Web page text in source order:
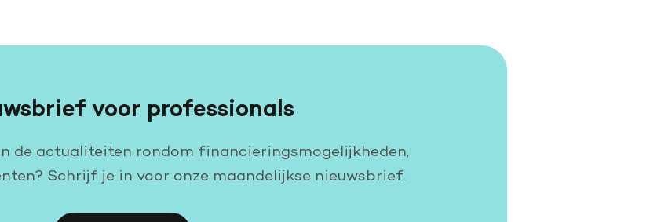
voor professionals
de actualiteiten rondom financieringsmogelijkheden,
Schrijf je in voor onze maandelijkse nieuwsbrief.